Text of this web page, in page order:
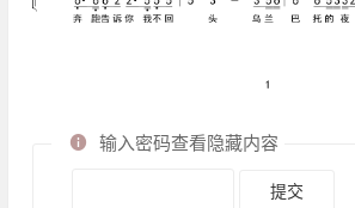
输入密码查看隐藏内容